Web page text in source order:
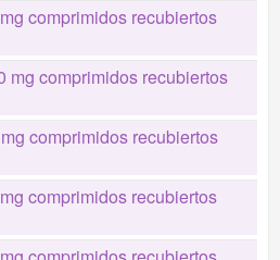
comprimidos recubiertos
mg comprimidos recubiertos
comprimidos recubiertos
comprimidos recubiertos